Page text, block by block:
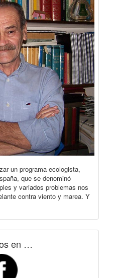
un programa ecologista,
que se denominó
y variados problemas nos
contra viento y marea. Y
en …